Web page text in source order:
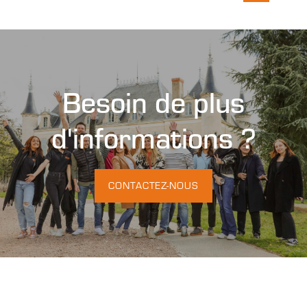
Besoin de plus
d'informations ?
CONTACTEZ-NOUS